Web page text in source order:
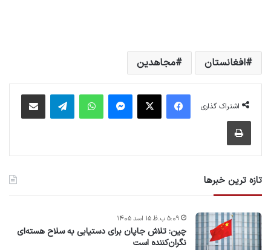
افغانستان مجاهدین
اشتراک گذاری
فیس بوک پیام رسان واتس آپ
تازه ترین خبرها
چین: تلاش جاپان برای دستیابی به سلاح هسته‌ای
نگران‌کننده است
۵:۰۹ ب.ظ ۱۵ اسد ۱۴۰۵